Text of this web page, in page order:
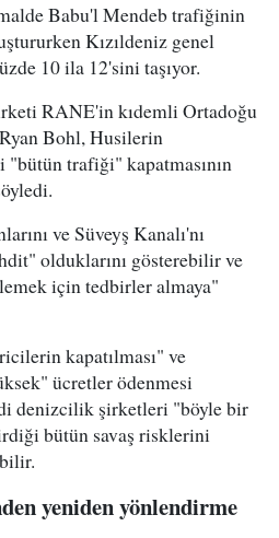
Babu'l Mendeb trafiğinin
Kızıldeniz genel
10 ila 12'sini taşıyor.
RANE'in kıdemli Ortadoğu
Bohl, Husilerin
trafiği" kapatmasının
ve Süveyş Kanalı'nı
olduklarını gösterebilir ve
için tedbirler almaya"
kapatılması" ve
ücretler ödenmesi
denizcilik şirketleri "böyle bir
bütün savaş risklerini
yeniden yönlendirme